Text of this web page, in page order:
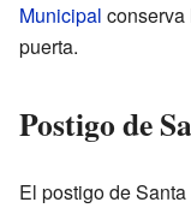
Municipal
puerta.
Postigo de
El postigo de